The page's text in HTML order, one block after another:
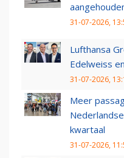
31-07-2026,
Lufthansa
Edelweiss
31-07-2026,
Meer
kwartaal
31-07-2026,